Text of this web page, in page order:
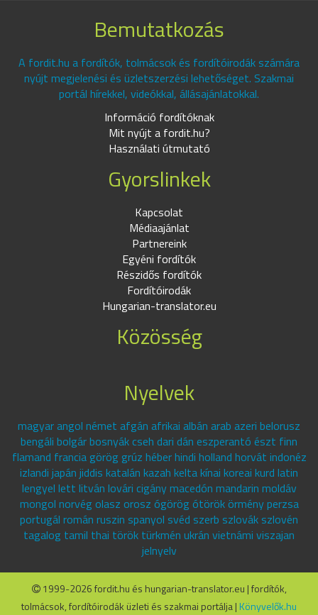
Bemutatkozás
A fordit.hu a fordítók, tolmácsok és fordítóirodák számára
nyújt megjelenési és üzletszerzési lehetőséget. Szakmai
portál hírekkel, videókkal, állásajánlatokkal.
Információ fordítóknak
Mit nyújt a fordit.hu?
Használati útmutató
Gyorslinkek
Kapcsolat
Médiaajánlat
Partnereink
Egyéni fordítók
Részidős fordítók
Fordítóirodák
Hungarian-translator.eu
Közösség
Nyelvek
magyar angol német afgán afrikai albán arab azeri belorusz
bengáli bolgár bosnyák cseh dari dán eszperantó észt finn
flamand francia görög grúz héber hindi holland horvát indonéz
izlandi japán jiddis katalán kazah kelta kínai koreai kurd latin
lengyel lett litván lovári cigány macedón mandarin moldáv
mongol norvég olasz orosz ógörög ótörök örmény perzsa
portugál román ruszin spanyol svéd szerb szlovák szlovén
tagalog tamil thai török türkmén ukrán vietnámi viszajan
jelnyelv
1999-2026 fordit.hu és hungarian-translator.eu | fordítók,
tolmácsok, fordítóirodák üzleti és szakmai portálja | Könyvelők.hu